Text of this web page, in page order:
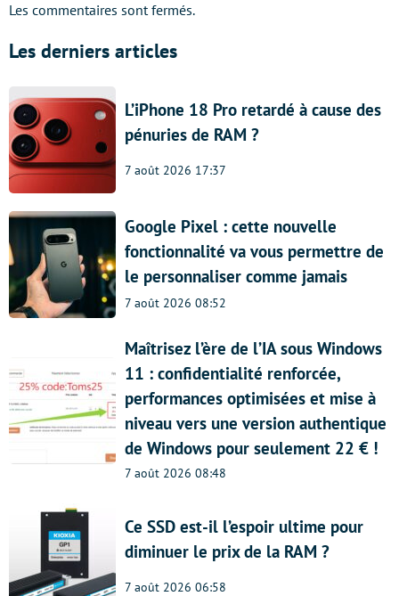
Les commentaires sont fermés.
Les derniers articles
L’iPhone 18 Pro retardé à cause des
pénuries de RAM ?
7 août 2026 17:37
Google Pixel : cette nouvelle
fonctionnalité va vous permettre de
le personnaliser comme jamais
7 août 2026 08:52
Maîtrisez l’ère de l’IA sous Windows
11 : confidentialité renforcée,
performances optimisées et mise à
niveau vers une version authentique
de Windows pour seulement 22 € !
7 août 2026 08:48
Ce SSD est-il l’espoir ultime pour
diminuer le prix de la RAM ?
7 août 2026 06:58